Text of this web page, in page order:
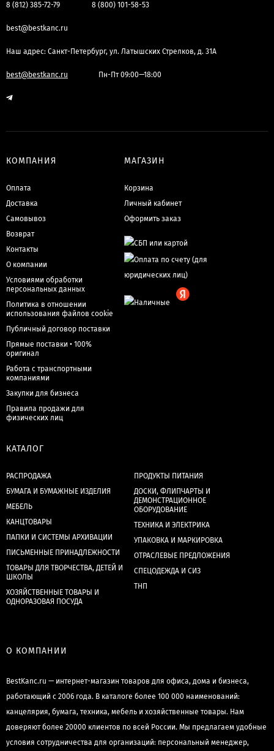
8 (812) 385-72-79 8 (800) 101-58-53
best@bestkanc.ru
Наш адрес: Санкт-Петербург, ул. Латышских Стрелков, д. 31А
best@bestkanc.ru Пн-Пт 09:00—18:00
КОМПАНИЯ
Оплата
Доставка
Самовывоз
Возврат
Контакты
О компании
Условиями обработки
персональных данных
Политика в отношении
использования файлов cookie
Публичный договор поставки
Прямые поставки • 100%
оригинал
Работа с транспортными
компаниями
Закупки для бизнеса
Правила продажи для
физических лиц
МАГАЗИН
Корзина
Личный кабинет
Оформить заказ
КАТАЛОГ
РАСПРОДАЖА
БУМАГА И БУМАЖНЫЕ ИЗДЕЛИЯ
МЕБЕЛЬ
КАНЦТОВАРЫ
ПАПКИ И СИСТЕМЫ АРХИВАЦИИ
ПИСЬМЕННЫЕ ПРИНАДЛЕЖНОСТИ
ТОВАРЫ ДЛЯ ТВОРЧЕСТВА, ДЕТЕЙ И
ШКОЛЫ
ХОЗЯЙСТВЕННЫЕ ТОВАРЫ И
ОДНОРАЗОВАЯ ПОСУДА
ПРОДУКТЫ ПИТАНИЯ
ДОСКИ, ФЛИПЧАРТЫ И
ДЕМОНСТРАЦИОННОЕ
ОБОРУДОВАНИЕ
ТЕХНИКА И ЭЛЕКТРИКА
УПАКОВКА И МАРКИРОВКА
ОТРАСЛЕВЫЕ ПРЕДЛОЖЕНИЯ
СПЕЦОДЕЖДА И СИЗ
ТНП
О КОМПАНИИ
BestKanc.ru — интернет-магазин товаров для офиса, дома и бизнеса,
работающий с 2006 года. В каталоге более 100 000 наименований:
канцелярия, бумага, техника, мебель и хозяйственные товары. Нам
доверяют более 20000 клиентов по всей России. Мы предлагаем удобные
условия сотрудничества для организаций: персональный менеджер,